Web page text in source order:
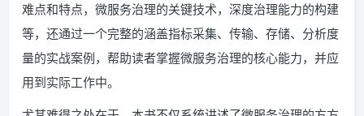
难点和特点，微服务治理的关键技术，深度治理能力的构建
等，还通过一个完整的涵盖指标采集、传输、存储、分析度
量的实战案例，帮助读者掌握微服务治理的核心能力，并应
用到实际工作中。